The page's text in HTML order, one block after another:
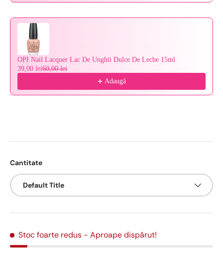
OPI Nail Lacquer Lac De Unghii Dulce De Leche 15ml
39,00 lei60,00 lei
Adaugă
Cantitate
Default Title
Stoc foarte redus - Aproape dispărut!